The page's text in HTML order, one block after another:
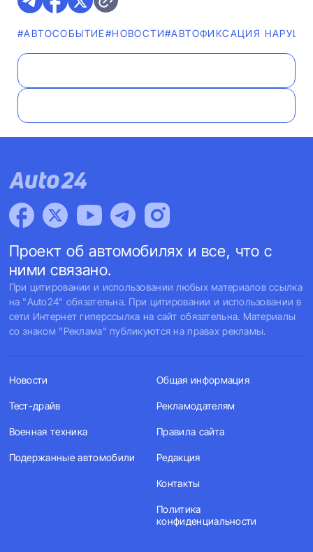
#АВТОСОБЫТИЕ#НОВОСТИ#АВТОФИКСАЦИЯ
Проект об автомобилях и все, что с
ними связано.
При цитировании и использовании любых материалов ссылка
на "Auto24" обязательна. При цитировании и использовании в
сети Интернет гиперссылка на сайт обязательна. Материалы
со знаком "Реклама" публикуются на правах рекламы.
Новости
Тест-драйв
Военная техника
Подержанные автомобили
Общая информация
Рекламодателям
Правила сайта
Редакция
Контакты
Политика
конфиденциальности